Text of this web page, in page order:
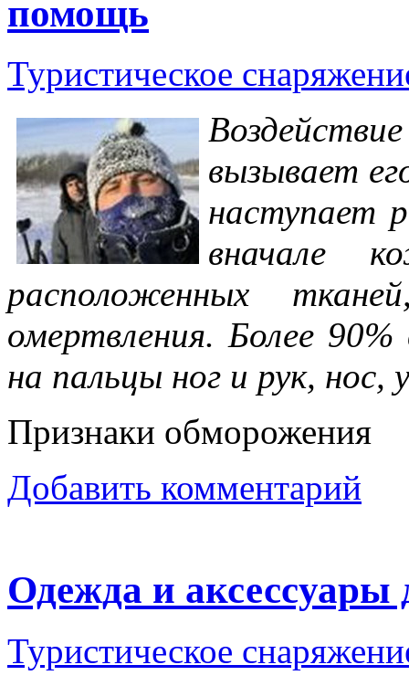
помощь
Туристическое
вызывает
наступает
вначале
расположенных
омертвления. Более
на пальцы ног и рук, нос,
Признаки обморожения
Добавить комментарий
Одежда и
Туристическое